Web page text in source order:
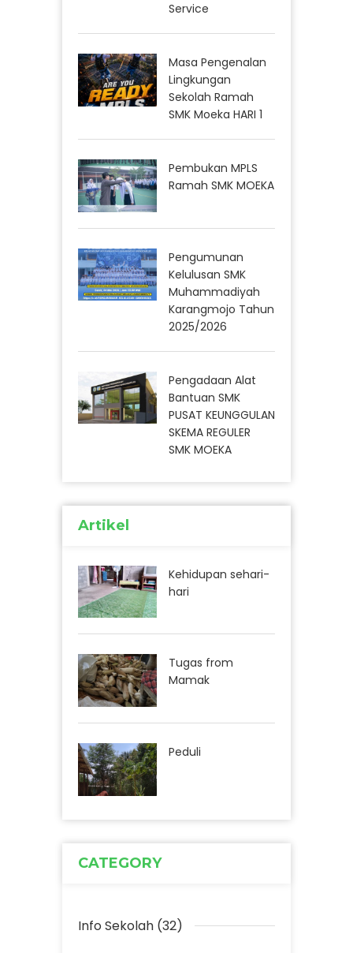
Service
Masa Pengenalan
Lingkungan
Sekolah Ramah
SMK Moeka HARI 1
Pembukan MPLS
Ramah SMK MOEKA
Pengumunan
Kelulusan SMK
Muhammadiyah
Karangmojo Tahun
2025/2026
Pengadaan Alat
Bantuan SMK
PUSAT KEUNGGULAN
SKEMA REGULER
SMK MOEKA
Artikel
Kehidupan sehari-
hari
Tugas from
Mamak
Peduli
CATEGORY
Info Sekolah (32)